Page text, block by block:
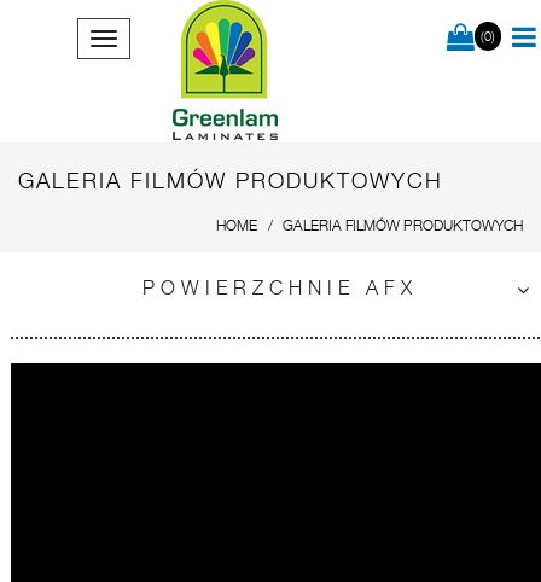
(0)
GALERIA FILMÓW PRODUKTOWYCH
HOME GALERIA FILMÓW PRODUKTOWYCH
POWIERZCHNIE AFX